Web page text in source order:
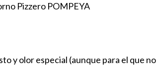
y olor especial (aunque para el que